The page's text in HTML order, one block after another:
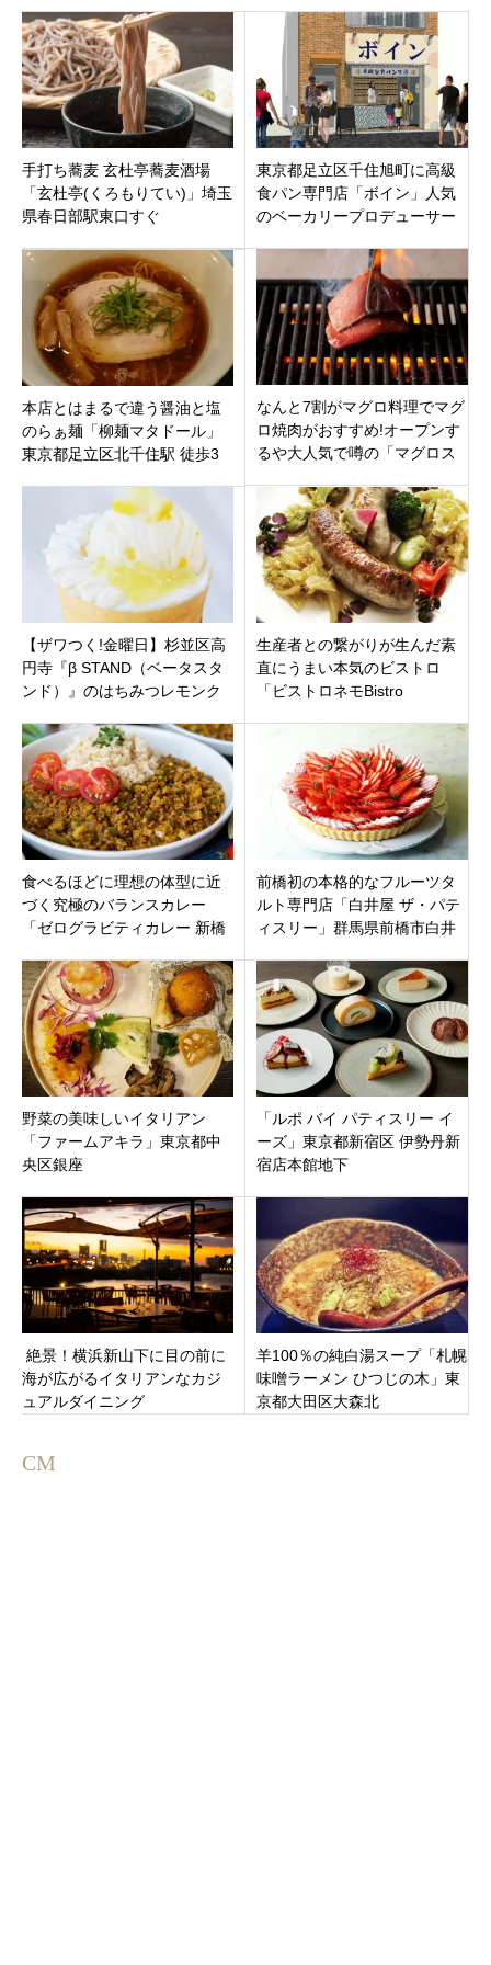
手打ち蕎麦 玄杜亭蕎麦酒場
「玄杜亭(くろもりてい)」埼玉
県春日部駅東口すぐ
東京都足立区千住旭町に高級
食パン専門店「ボイン」人気
のベーカリープロデューサー
本店とはまるで違う醤油と塩
のらぁ麺「柳麺マタドール」
東京都足立区北千住駅 徒歩3
なんと7割がマグロ料理でマグ
ロ焼肉がおすすめ!オープンす
るや大人気で噂の「マグロス
区江東橋
【ザワつく!金曜日】杉並区高
円寺『β STAND（ベータスタ
ンド）』のはちみつレモンク
底解説
生産者との繋がりが生んだ素
直にうまい本気のビストロ
「ビストロネモBistro
食べるほどに理想の体型に近
づく究極のバランスカレー
「ゼログラビティカレー 新橋
ン！
前橋初の本格的なフルーツタ
ルト専門店「白井屋 ザ・パテ
ィスリー」群馬県前橋市白井
野菜の美味しいイタリアン
「ファームアキラ」東京都中
央区銀座
「ルポ バイ パティスリー イ
ーズ」東京都新宿区 伊勢丹新
宿店本館地下
絶景！横浜新山下に目の前に
海が広がるイタリアンなカジ
ュアルダイニング
羊100％の純白湯スープ「札幌
味噌ラーメン ひつじの木」東
京都大田区大森北
CM